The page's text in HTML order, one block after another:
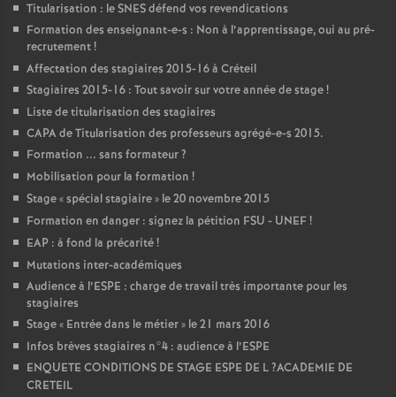
Titularisation : leSNESdéfend vos revendications
Formation des enseignant-e-s : Non à l’apprentissage, oui au pré-
recrutement!
Affectation des stagiaires 2015-16 à Créteil
Stagiaires 2015-16 : Tout savoir sur votre année de stage!
Liste de titularisation des stagiaires
CAPAde Titularisation des professeurs agrégé-e-s 2015.
Formation ... sans formateur?
Mobilisation pour la formation !
Stage «spécial stagiaire» le 20 novembre 2015
Formation en danger : signez la pétition FSU - UNEF!
EAP : à fond la précarité!
Mutations inter-académiques
Audience à l’ESPE : charge de travail très importante pour les
stagiaires
Stage « Entrée dans le métier» le 21 mars 2016
Infos brèves stagiaires n°4 : audience à l’ESPE
ENQUETE CONDITIONS DE STAGE ESPE DE L?ACADEMIE DE
CRETEIL